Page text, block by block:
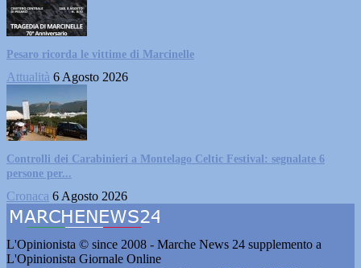
Pesaro ricorda le vittime di Marcinelle
Attualità 6 Agosto 2026
Controlli dei Carabinieri a Montelago Celtic Festival: segnalate 6
persone per...
Cronaca 6 Agosto 2026
L'Opinionista © since 2008 - Marche News 24 supplemento a
L'Opinionista Giornale Online